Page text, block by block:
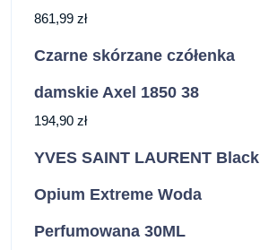
861,99 zł
Czarne skórzane czółenka
damskie Axel 1850 38
194,90 zł
YVES SAINT LAURENT Black
Opium Extreme Woda
Perfumowana 30ML